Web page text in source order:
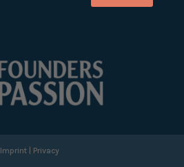
Imprint| Privacy